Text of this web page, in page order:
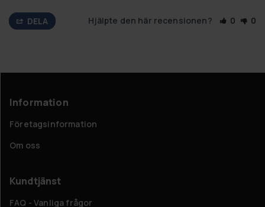
DELA Hjälpte den här recensionen? 0 0
Information
Företagsinformation
Om oss
Kundtjänst
FAQ - Vanliga frågor